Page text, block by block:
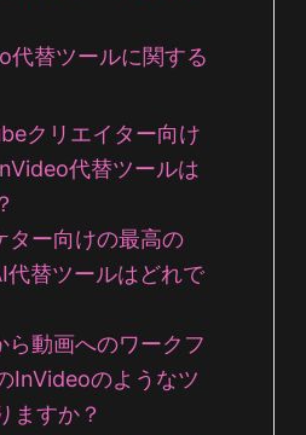
代替ツールに関する
クリエイター向け
代替ツールは
ター向けの最高の
代替ツールはどれで
ら動画へのワークフ
InVideoのようなツ
ますか？